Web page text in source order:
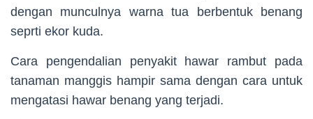
dengan munculnya warna tua berbentuk benang
seprti ekor kuda.
Cara pengendalian penyakit hawar rambut pada
tanaman manggis hampir sama dengan cara untuk
mengatasi hawar benang yang terjadi.